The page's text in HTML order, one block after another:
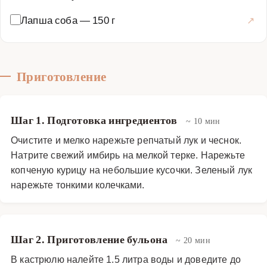
Лапша соба— 150 г
Приготовление
Шаг 1. Подготовка ингредиентов ~ 10 мин
Очистите и мелко нарежьте репчатый лук и чеснок.
Натрите свежий имбирь на мелкой терке. Нарежьте
копченую курицу на небольшие кусочки. Зеленый лук
нарежьте тонкими колечками.
Шаг 2. Приготовление бульона ~ 20 мин
В кастрюлю налейте 1.5 литра воды и доведите до